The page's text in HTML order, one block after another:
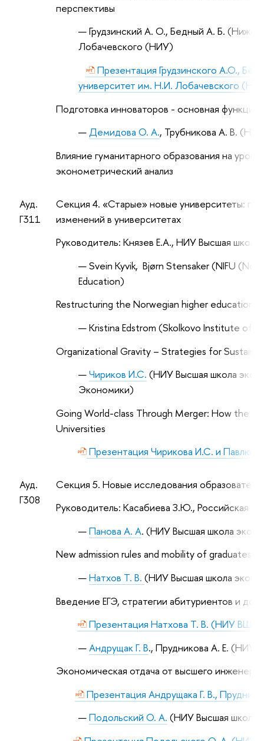
перспективы
Грудзинский А. О., Бедный А. Б.
Лобачевского (НИУ)
Презентация Грудзинского А.О.,
университет им. Н.И. Лобачевского
Подготовка инноваторов - основная функция
Демидова О. А., Трубникова А. В.
Влияние гуманитарного образования на
эконометрический анализ
Ауд.
Г311
Секция 4. «Старые» новые университеты:
изменений в университетах
Руководитель: Князев Е.А., НИУ Высшая школа
Svein Kyvik, Bjørn Stensaker(NIFU (
Education)
Restructuring the Norwegian higher education
Kristina Edstrom (Skolkovo Institute of
Organizational Gravity – Strategies for
Чириков И.С. (НИУ Высшая школа
Экономики)
Going World-class Through Merger: How the
Universities
Презентация Чирикова И.С. и
Ауд.
Г308
Секция 5. Новые исследования
Руководитель: Касабиева З.Ю., Российская
Панова А. А. (НИУ Высшая школа
Newadmission rules and mobilityofgraduates
Натхов Т. В. (НИУ Высшая школа
Введение ЕГЭ, стратегии абитуриентов и
Презентация Натхова Т. В. (НИУ ВШЭ)
Андрущак Г. В., Прудникова А. Е. (НИУ
Экономическая отдача от высшего
Презентация Андрущака Г. В.,
Подольский О. А. (НИУ Высшая школа